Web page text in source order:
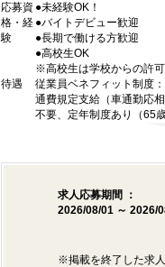
応募資
格・経
験
●未経験OK！
●バイトデビュー歓迎
●長期で働ける方歓迎
●高校生OK
※高校生は学校からの許
待遇
従業員ベネフィット制度
通費規定支給（車通勤応
不要、定年制度あり（65歳
求人応募期間 ：
2026/08/01 ～ 2026/
※掲載を終了した求